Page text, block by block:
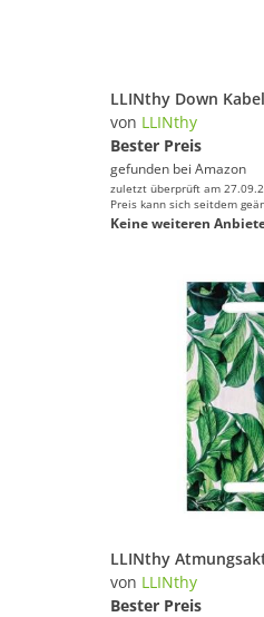
von LLINthy
Bester Preis
gefunden bei Amazon
zuletzt überprüft am
Preis kann sich seitdem
Keine weiteren
von LLINthy
Bester Preis